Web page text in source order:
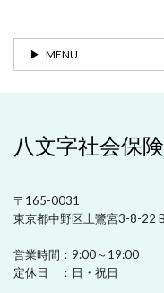
MENU
八文字社会保
〒165-0031
東京都中野区上鷺宮3-8-22
営業時間： 9:00～19:00
定休日 ： 日・祝日